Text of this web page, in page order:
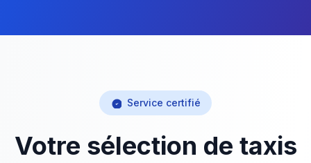
Service certifié
Votre sélection de taxis